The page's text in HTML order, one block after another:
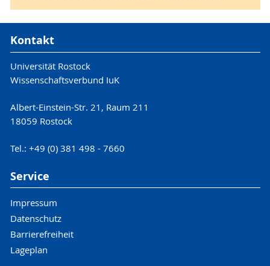
Kontakt
Universität Rostock
Wissenschaftsverbund IuK
Albert-Einstein-Str. 21, Raum 211
18059 Rostock
Tel.: +49 (0) 381 498 - 7660
Service
Impressum
Datenschutz
Barrierefreiheit
Lageplan